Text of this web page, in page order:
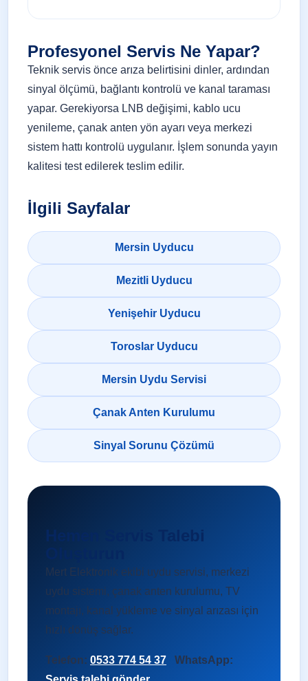
Profesyonel Servis Ne Yapar?
Teknik servis önce arıza belirtisini dinler, ardından
sinyal ölçümü, bağlantı kontrolü ve kanal taraması
yapar. Gerekiyorsa LNB değişimi, kablo ucu
yenileme, çanak anten yön ayarı veya merkezi
sistem hattı kontrolü uygulanır. İşlem sonunda yayın
kalitesi test edilerek teslim edilir.
İlgili Sayfalar
Mersin Uyducu
Mezitli Uyducu
Yenişehir Uyducu
Toroslar Uyducu
Mersin Uydu Servisi
Çanak Anten Kurulumu
Sinyal Sorunu Çözümü
Hemen Servis Talebi
Mert Elektronik ekibi uydu servisi, merkezi
uydu sistemi, çanak anten kurulumu, TV
montajı, kanal yükleme ve sinyal arızası için
hızlı dönüş sağlar.
Telefon: 0533 774 54 37
WhatsApp: